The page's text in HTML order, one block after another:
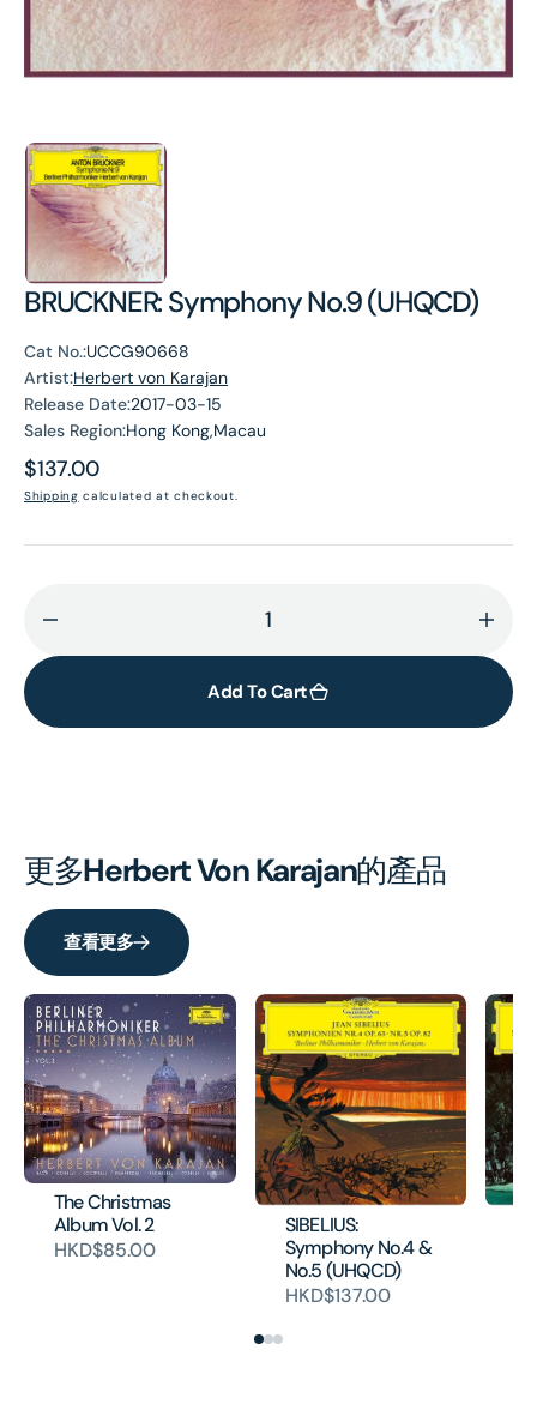
BRUCKNER: Symphony No.9 (UHQCD)
Cat No.:UCCG90668
Artist:Herbert von Karajan
Release Date:2017-03-15
Sales Region:Hong Kong,Macau
Regular
price
$137.00
Shipping calculated at checkout.
quantity
BRUCKNER:
for
Add To Cart
更多Herbert Von Karajan的產品
查看更多
The Christmas
Album Vol. 2
HKD$85.00
SIBELIUS:
Symphony No.4 &
No.5 (UHQCD)
HKD$137.00